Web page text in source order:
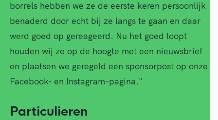
borrels hebben we ze de eerste keren persoonlijk
benaderd door echt bij ze langs te gaan en daar
werd goed op gereageerd. Nu het goed loopt
houden wij ze op de hoogte met een nieuwsbrief
en plaatsen we geregeld een sponsorpost op onze
Facebook- en Instagram-pagina."
Particulieren